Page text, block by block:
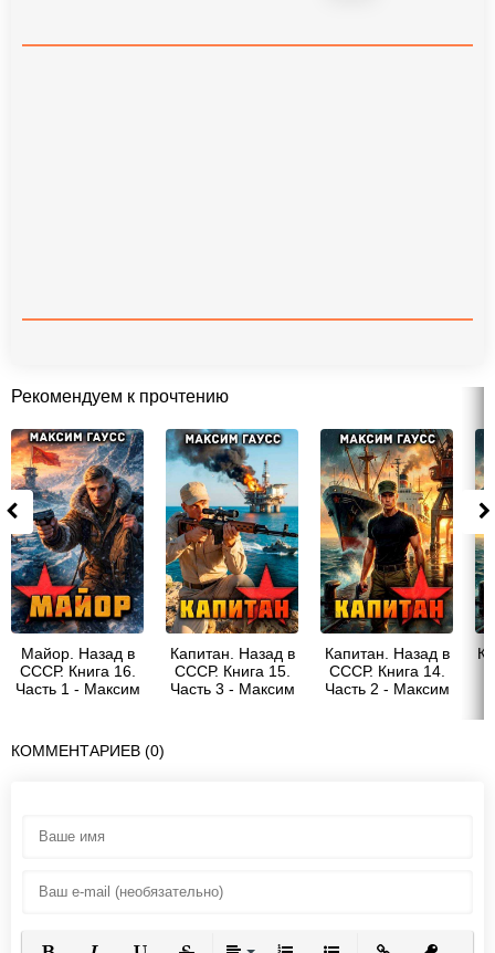
Рекомендуем к прочтению
Майор. Назад в
СССР. Книга 16.
Часть 1 - Максим
Капитан. Назад в
СССР. Книга 15.
Часть 3 - Максим
Капитан. Назад в
СССР. Книга 14.
Часть 2 - Максим
КОММЕНТАРИЕВ (0)